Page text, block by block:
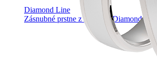
Diamond Line
Zásnubné prstne z kolekcie Diamonds line.